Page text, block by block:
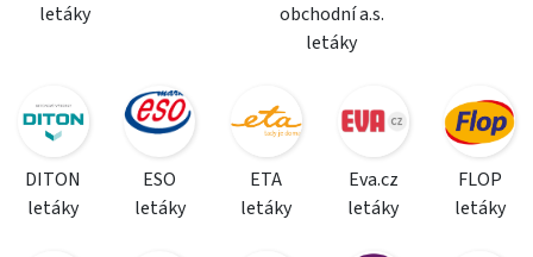
letáky
obchodní a.s.
letáky
DITON
letáky
ESO
letáky
ETA
letáky
Eva.cz
letáky
FLOP
letáky